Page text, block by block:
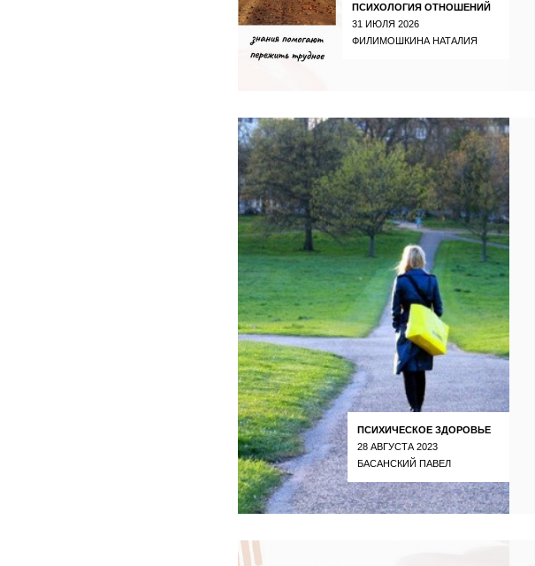
ПСИХОЛОГИЯ ОТНОШЕНИЙ
31 ИЮЛЯ 2026
ФИЛИМОШКИНА НАТАЛИЯ
ПСИХИЧЕСКОЕ ЗДОРОВЬЕ
28 АВГУСТА 2023
БАСАНСКИЙ ПАВЕЛ